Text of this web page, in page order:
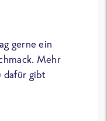
gerne ein
Mehr
dafür gibt